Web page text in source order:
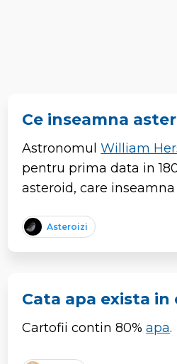
Ce inseamna
AstronomulWilliam
pentru prima data in
asteroid, care inseamna
Asteroizi
Cata apa exista in
Cartofii contin 80%apa.